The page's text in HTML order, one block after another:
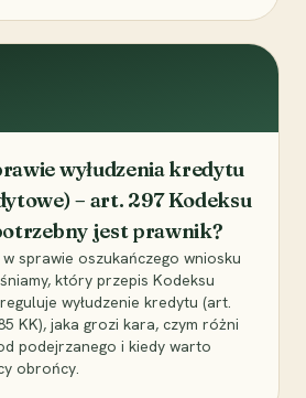
wyłudzenia kredytu
– art. 297 Kodeksu
jest prawnik?
sprawie oszukańczego wniosku
który przepis Kodeksu
wyłudzenie kredytu (art.
KK), jaka grozi kara, czym różni
podejrzanego i kiedy warto
obrońcy.